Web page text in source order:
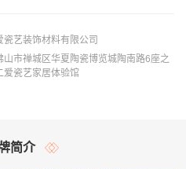
瓷艺装饰材料有限公司
山市禅城区华夏陶瓷博览城陶南路6座之
爱瓷艺家居体验馆
简介